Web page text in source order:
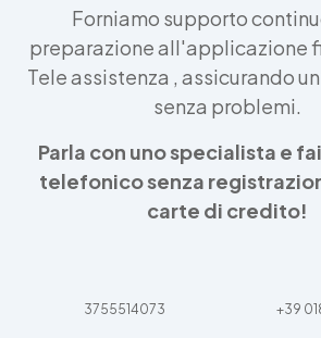
Forniamo supporto
preparazione all'applicazione
Tele assistenza , assicurando
senza problemi.
Parla con uno specialista e
telefonico senza
carte di credito!
3755514073 +39